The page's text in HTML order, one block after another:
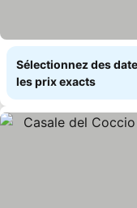
Sélectionnez des
les prix exacts